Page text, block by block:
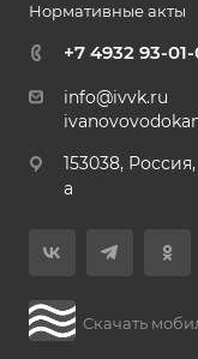
Нормативные акты
+7 4932 93-01-
info@ivvk.ru
153038,
а
Скачать